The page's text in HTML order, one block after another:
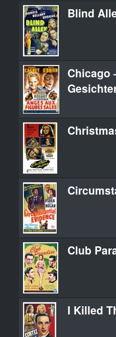
Blind
Chicago
Club
I Killed